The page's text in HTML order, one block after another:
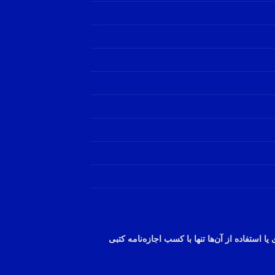
یا استفاده از آن‌ها تنها با کسب اجازه‌نامه کتبی